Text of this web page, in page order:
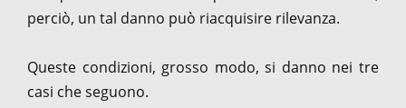
perciò, un tal danno può riacquisire rilevanza.
Queste condizioni, grosso modo, si danno nei tre
casi che seguono.